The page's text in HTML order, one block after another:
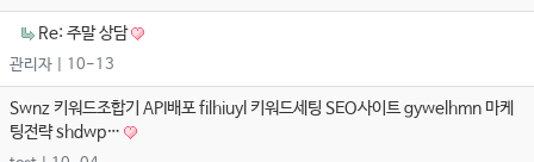
Re: 주말 상담
관리자 | 10-13
Swnz 키워드조합기 API배포 filhiuyl 키워드세팅 SEO사이트 gywelhmn 마케
팅전략 shdwp…